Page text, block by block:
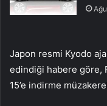
Japon resmi Kyodo
edindiği habere göre,
15’e indirme